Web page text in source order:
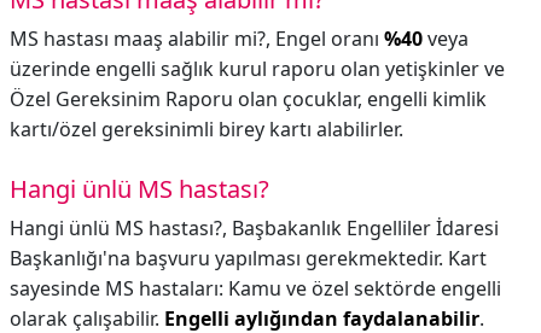
MS hastası maaş alabilir mi?, Engel oranı %40veya
üzerinde engelli sağlık kurul raporu olan yetişkinler ve
Özel Gereksinim Raporu olan çocuklar, engelli kimlik
kartı/özel gereksinimli birey kartı alabilirler.
Hangi ünlü MS hastası?
Hangi ünlü MS hastası?, Başbakanlık Engelliler İdaresi
Başkanlığı'na başvuru yapılması gerekmektedir. Kart
sayesinde MS hastaları: Kamu ve özel sektörde engelli
olarak çalışabilir. Engelli aylığından faydalanabilir.